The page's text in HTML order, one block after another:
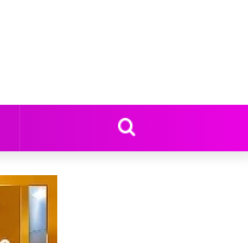
Search